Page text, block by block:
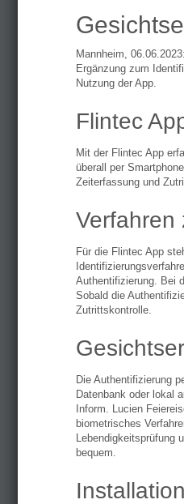
Mannheim,
Ergänzung zum
Nutzung der App.
Flintec
Mit der Flintec App
überall per
Zeiterfassung und
Verfahren
Für die Flintec App
Authentifizierung. Bei
Sobald die
Zutrittskontrolle.
Die Authentifizierung
Datenbank oder lokal
Inform. Lucien
biometrisches
Lebendigkeitsprüfung
bequem.